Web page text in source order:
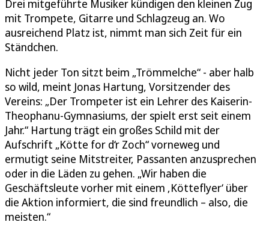
Drei mitgeführte Musiker kündigen den kleinen Zug
mit Trompete, Gitarre und Schlagzeug an. Wo
ausreichend Platz ist, nimmt man sich Zeit für ein
Ständchen.
Nicht jeder Ton sitzt beim „Trömmelche“ - aber halb
so wild, meint Jonas Hartung, Vorsitzender des
Vereins: „Der Trompeter ist ein Lehrer des Kaiserin-
Theophanu-Gymnasiums, der spielt erst seit einem
Jahr.“ Hartung trägt ein großes Schild mit der
Aufschrift „Kötte for d‘r Zoch“ vorneweg und
ermutigt seine Mitstreiter, Passanten anzusprechen
oder in die Läden zu gehen. „Wir haben die
Geschäftsleute vorher mit einem ‚Kötteflyer‘ über
die Aktion informiert, die sind freundlich – also, die
meisten.“